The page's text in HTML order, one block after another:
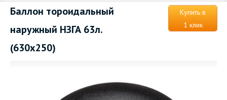
Баллон тороидальный
наружный НЗГА 63л.
(630х250)
Купить в
1 клик